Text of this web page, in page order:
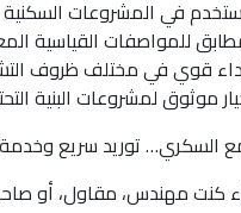
في المشروعات السكنية
للمواصفات القياسية
قوي في مختلف ظروف
موثوق لمشروعات البنية
السكري… توريد سريع وخدمة
كنت مهندس، مقاول، أو